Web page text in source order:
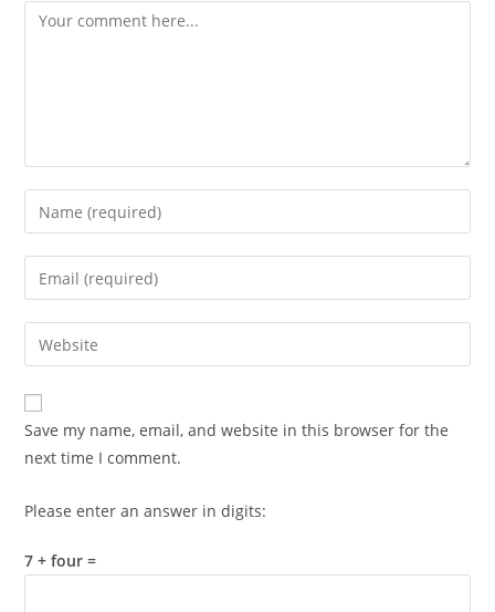
Comment
Enter
your
name
comment
Enter
your
email
address
comment
Enter
your
website
URL
(optional)
Save my name, email, and website in this browser for the
next time I comment.
Please enter an answer in digits:
7 + four =